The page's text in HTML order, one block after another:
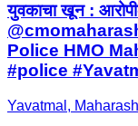
युवकाचा खून :
Police HMO
#police
Yavatmal,